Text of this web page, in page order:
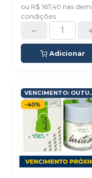
ou R$ 167,40 nas
condições
Adicionar
-40%